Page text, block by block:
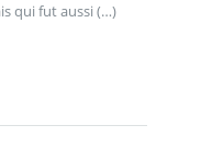
qui fut aussi (…)